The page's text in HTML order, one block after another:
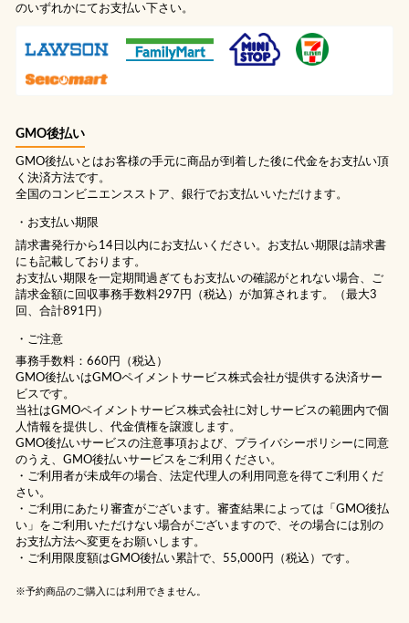
のいずれかにてお支払い下さい。
GMO後払い
GMO後払いとはお客様の手元に商品が到着した後に代金をお支払い頂
く決済方法です。
全国のコンビニエンスストア、銀行でお支払いいただけます。
お支払い期限
請求書発行から14日以内にお支払いください。お支払い期限は請求書
にも記載しております。
お支払い期限を一定期間過ぎてもお支払いの確認がとれない場合、ご
請求金額に回収事務手数料297円（税込）が加算されます。（最大3
回、合計891円）
ご注意
事務手数料：660円（税込）
GMO後払いはGMOペイメントサービス株式会社が提供する決済サー
ビスです。
当社はGMOペイメントサービス株式会社に対しサービスの範囲内で個
人情報を提供し、代金債権を譲渡します。
GMO後払いサービスの注意事項および、 プライバシーポリシーに同意
のうえ、GMO後払いサービスをご利用ください。
・ご利用者が未成年の場合、法定代理人の利用同意を得てご利用くだ
さい。
・ご利用にあたり審査がございます。審査結果によっては「GMO後払
い」をご利用いただけない場合がございますので、その場合には別の
お支払方法へ変更をお願いします。
・ご利用限度額はGMO後払い累計で、55,000円（税込）です。
※予約商品のご購入には利用できません。